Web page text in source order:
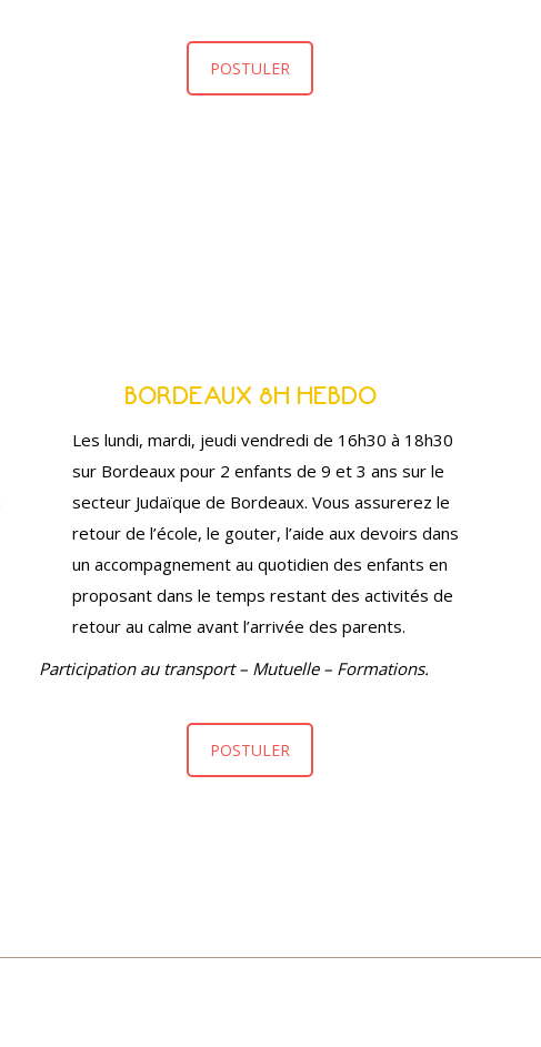
POSTULER
BORDEAUX 8H HEBDO
Les lundi, mardi, jeudi vendredi de 16h30 à 18h30
sur Bordeaux pour 2 enfants de 9 et 3 ans sur le
secteur Judaïque de Bordeaux. Vous assurerez le
retour de l’école, le gouter, l’aide aux devoirs dans
un accompagnement au quotidien des enfants en
proposant dans le temps restant des activités de
retour au calme avant l’arrivée des parents.
Participation au transport – Mutuelle – Formations.
POSTULER